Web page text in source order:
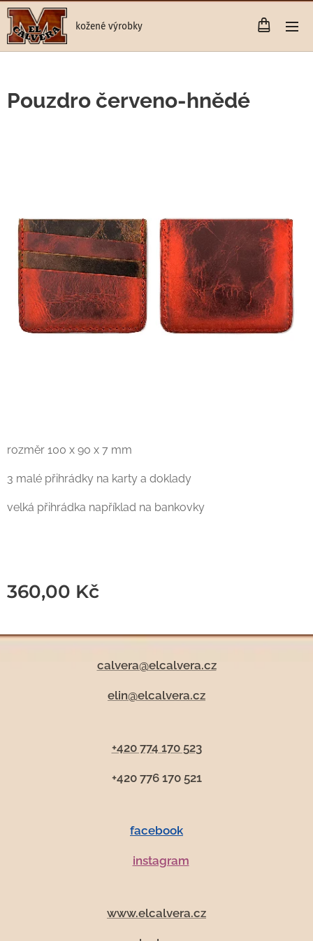
kožené výrobky
Pouzdro červeno-hnědé
rozměr 100 x 90 x 7 mm
3 malé přihrádky na karty a doklady
velká přihrádka například na bankovky
360,00 Kč
calvera@elcalvera.cz
elin@elcalvera.cz
+420 774 170 523
+420 776 170 521
facebook
instagram
www.elcalvera.cz